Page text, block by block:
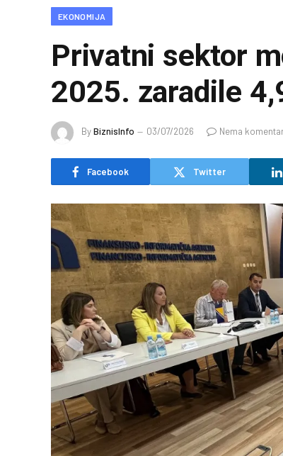
EKONOMIJA
Privatni sektor
2025. zaradile
ByBiznisInfo 03/07/2026 Nema
Facebook Twitter